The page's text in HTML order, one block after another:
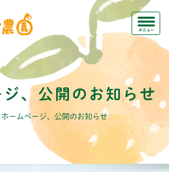
、公開のお知らせ
ホームページ、公開のお知らせ